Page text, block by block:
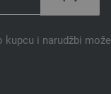
kupcu i narudžbi